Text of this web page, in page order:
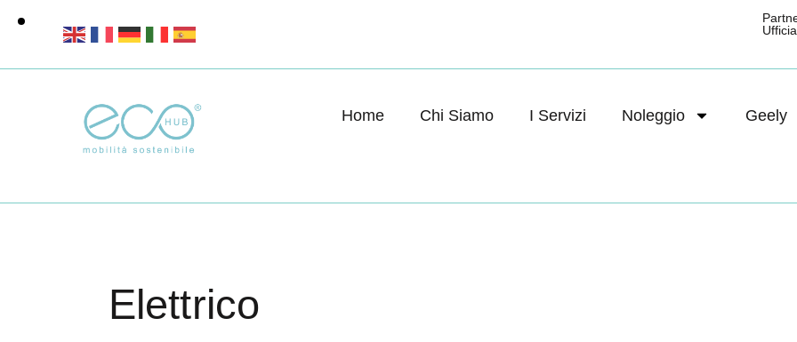
Home Chi Siamo I Servizi Noleggio Geely
Elettrico